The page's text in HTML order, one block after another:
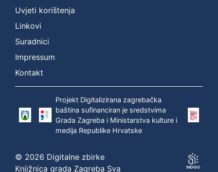
Uvjeti korištenja
Linkovi
Suradnici
Impressum
Kontakt
Projekt Digitalizirana zagrebačka
baština sufinanciran je sredstvima
Grada Zagreba i Ministarstva kulture i
medija Republike Hrvatske
© 2026 Digitalne zbirke
Knjižnica grada Zagreba Sva